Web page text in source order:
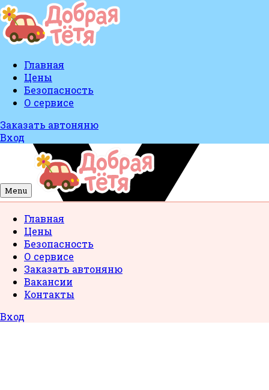
Главная
Цены
Безопасность
О сервисе
Заказать автоняню
Вход
Menu
Главная
Цены
Безопасность
О сервисе
Заказать автоняню
Вакансии
Контакты
Вход